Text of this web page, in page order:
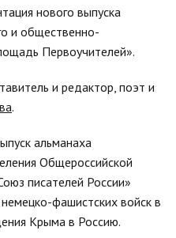
нового выпуска
и общественно-
Первоучителей».
и редактор, поэт и
.
альманаха
Общероссийской
писателей России»
фашистских войск в
Крыма в Россию.